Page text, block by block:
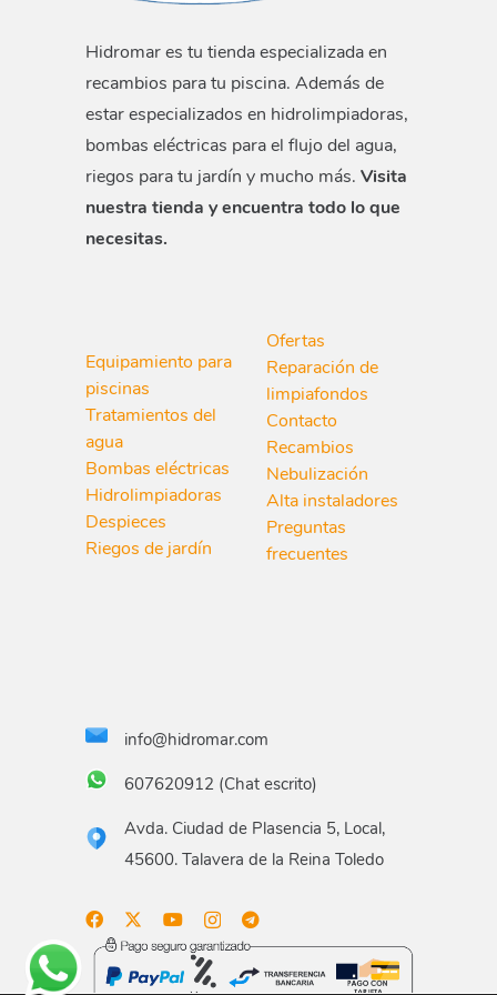
Hidromar es tu tienda especializada en
recambios para tu piscina. Además de
estar especializados en hidrolimpiadoras,
bombas eléctricas para el flujo del agua,
riegos para tu jardín y mucho más. Visita
nuestra tienda y encuentra todo lo que
necesitas.
Equipamiento para
piscinas
Tratamientos del
agua
Bombas eléctricas
Hidrolimpiadoras
Despieces
Riegos de jardín
Ofertas
Reparación de
limpiafondos
Contacto
Recambios
Nebulización
Alta instaladores
Preguntas
frecuentes
info@hidromar.com
607620912 (Chat escrito)
Avda. Ciudad de Plasencia 5, Local,
45600. Talavera de la Reina Toledo